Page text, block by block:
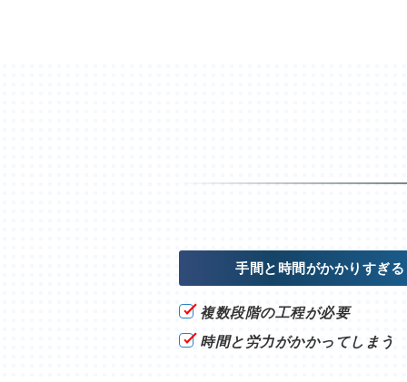
手間と時間がかかりすぎる
複数段階の工程が必要
時間と労力がかかってしまう